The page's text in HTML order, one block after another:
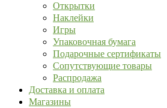
Открытки
Наклейки
Игры
Упаковочная бумага
Подарочные сертификаты
Сопутствующие товары
Распродажа
Доставка и оплата
Магазины